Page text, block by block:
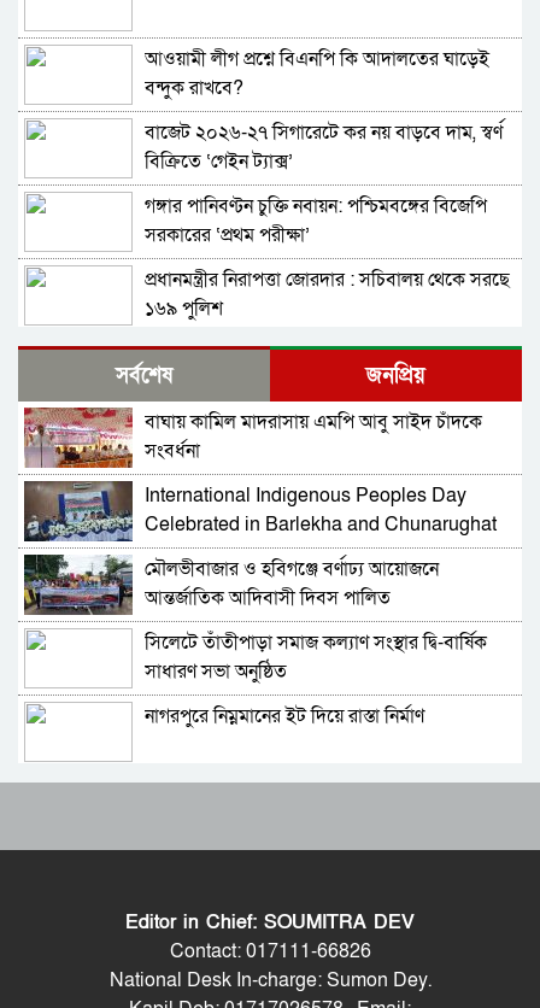
আওয়ামী লীগ প্রশ্নে বিএনপি কি আদালতের ঘাড়েই
বন্দুক রাখবে?
বাজেট ২০২৬-২৭ সিগারেটে কর নয় বাড়বে দাম, স্বর্ণ
বিক্রিতে ‘গেইন ট্যাক্স’
গঙ্গার পানিবণ্টন চুক্তি নবায়ন: পশ্চিমবঙ্গের বিজেপি
সরকারের ‘প্রথম পরীক্ষা’
প্রধানমন্ত্রীর নিরাপত্তা জোরদার : সচিবালয় থেকে সরছে
১৬৯ পুলিশ
কারিনা কায়সার আর নেই
সিলেবাস শেষ করবো কীভাবে’- এসএসসির সময়
এগিয়ে আনায় শিক্ষার্থীদের উদ্বেগ
প্রতিদিন হাঁটার অভ্যাস বদলে দিতে পারে আপনার
জীবন
বাড়ছে মন্ত্রিসভার আকার, আসছে নতুন মুখ
মমতার হারে কেমন হবে বাংলাদেশ-ভারত কূটনৈতিক
সম্পর্ক?
প্রধানমন্ত্রী তারেক রহমান আগে দিল্লি না বেইজিং সফর
নজির কি আছে
রূপপুর কেন্দ্র থেকে যেভাবে বিদ্যুৎ যোগ হবে জাতীয়
গ্রিডে
সর্বশেষ জনপ্রিয়
বাঘায় কামিল মাদরাসায় এমপি আবু সাইদ চাঁদকে
সংবর্ধনা
International Indigenous Peoples Day
Celebrated in Barlekha and Chunarughat
মৌলভীবাজার ও হবিগঞ্জে বর্ণাঢ্য আয়োজনে
আন্তর্জাতিক আদিবাসী দিবস পালিত
সিলেটে তাঁতীপাড়া সমাজ কল্যাণ সংস্থার দ্বি-বার্ষিক
সাধারণ সভা অনুষ্ঠিত
নাগরপুরে নিম্নমানের ইট দিয়ে রাস্তা নির্মাণ
রাষ্ট্রপতি পদে মির্জা ফখরুলের নাম চূড়ান্ত
দেশে মোট ভোটার ১২ কোটি ৮৬ লাখ, তিন মাসে
বেড়েছে ৩ লাখ
Editor in Chief: SOUMITRA DEV
Contact: 017111-66826
National Desk In-charge: Sumon Dey.